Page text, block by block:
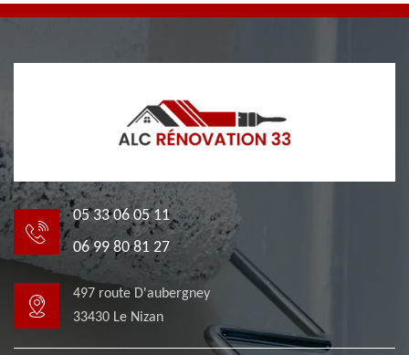
05 33 06 05 11
06 99 80 81 27
497 route D'aubergney
33430 Le Nizan